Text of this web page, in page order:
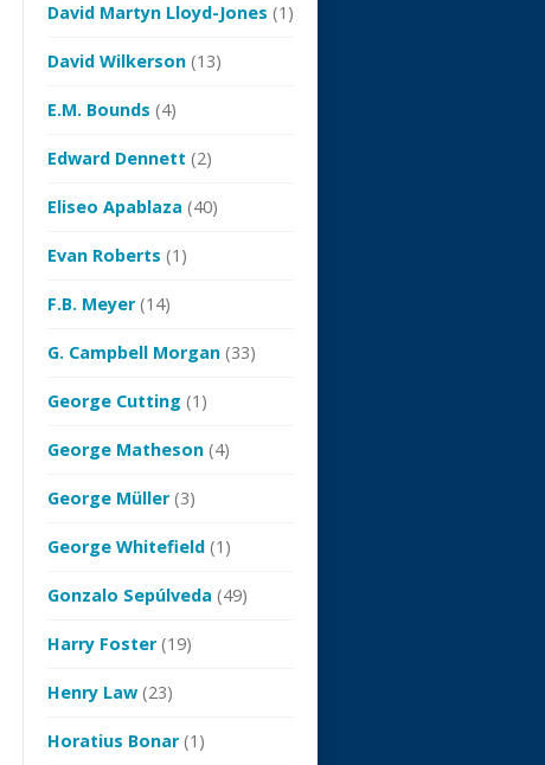
David Martyn Lloyd-Jones (1)
David Wilkerson (13)
E.M. Bounds (4)
Edward Dennett (2)
Eliseo Apablaza (40)
Evan Roberts (1)
F.B. Meyer(14)
G. Campbell Morgan (33)
George Cutting (1)
George Matheson (4)
George Müller(3)
George Whitefield (1)
Gonzalo Sepúlveda (49)
Harry Foster(19)
Henry Law (23)
Horatius Bonar(1)